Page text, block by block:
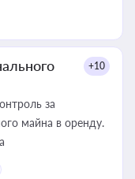
+10
за
майна в оренду.